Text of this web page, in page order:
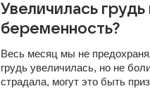
Увеличилась
беременность?
Весь месяц мы не
грудь увеличилась, но не
страдала, могут это быть